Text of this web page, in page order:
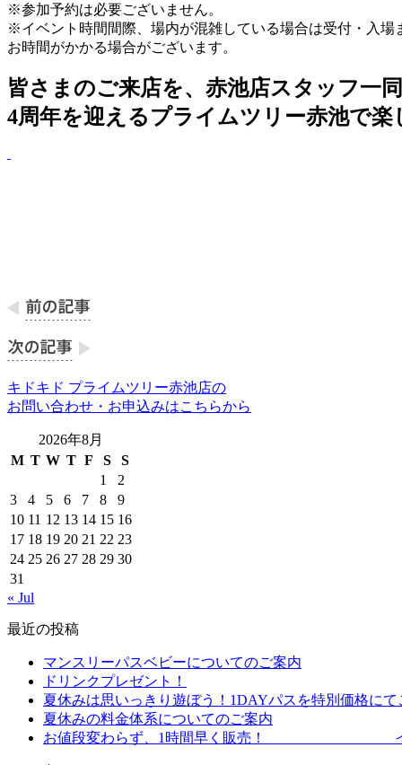
※参加予約は必要ございません。
※イベント時間間際、場内が混雑している場合は受付・入場
お時間がかかる場合がございます。
皆さまのご来店を、赤池店スタッフ一
4周年を迎えるプライムツリー赤池で
キドキド プライムツリー赤池店の
お問い合わせ・お申込みはこちらから
2026年8月
M T W T F S
S
1
2
3
4 5 6 7 8
9
10 11 12 13 14 15 16
17 18 19 20 21 22 23
24 25 26 27 28 29 30
31
« Jul
最近の投稿
マンスリーパスベビーについてのご案内
ドリンクプレゼント！
夏休みは思いっきり遊ぼう！1DAYパスを特別価格にて
夏休みの料金体系についてのご案内
お値段変わらず、1時間早く販売！ イブニ